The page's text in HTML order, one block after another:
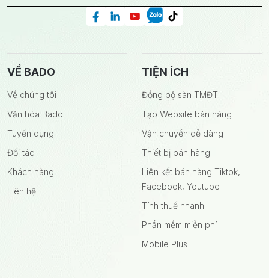
VỀ BADO
Về chúng tôi
Văn hóa Bado
Tuyển dụng
Đối tác
Khách hàng
Liên hệ
TIỆN ÍCH
Đồng bộ sàn TMĐT
Tạo Website bán hàng
Vận chuyển dễ dàng
Thiết bị bán hàng
Liên kết bán hàng Tiktok,
Facebook, Youtube
Tính thuế nhanh
Phần mềm miễn phí
Mobile Plus